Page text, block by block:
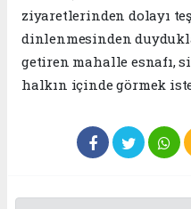
ziyaretlerinden dolayı
dinlenmesinden
getiren mahalle esnafı,
halkın içinde görmek